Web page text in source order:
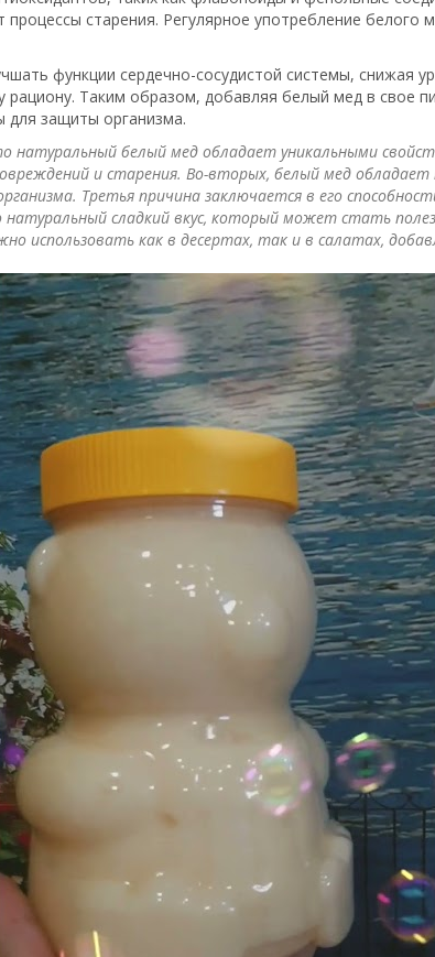
старения. Регулярное употребление
функции сердечно-сосудистой системы, снижая
Таким образом, добавляя белый мед в свое
для защиты организма.
белый мед обладает уникальными
и старения. Во-вторых, белый мед
Третья причина заключается в его
сладкий вкус, который может стать
использовать как в десертах, так и в салатах,